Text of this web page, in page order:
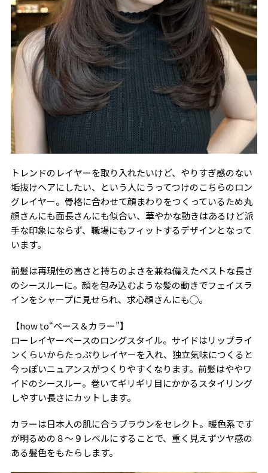
トレンドのレイヤーを取り入れたいけど、やりすぎ感のない
垢抜けヘアにしたい、という人にうってつけのこちらのロン
グレイヤー。骨格に合わせて顔まわりをつくっているため丸
顔さんにも面長さんにも似合い、華やかな動きはあるけど派
手な印象にならず、職場にもフィットするデザインとなって
います。
前髪は再現性の高さと持ちのよさを兼ね備えたベストな長さ
のシースルーに。顔を包み込むような髪の動きでフェイスラ
インをシャープに見せられ、求心顔さんにも◯。
【how to“ベース＆カラー”】
ローレイヤーベースのロングスタイル。サイドはリップライ
ンくらいからたっぷりレイヤーを入れ、独立気味につくると
今っぽいニュアンスがつくりやすくなります。前髪はややワ
イドのシースルー。巻いてギリギリ目にかかるスタイリング
しやすい長さにカットします。
カラーは日本人の肌に合うブラウンをセレクト。暖色系です
が明るめの８〜９レベルにすることで、重く見えずツヤ感の
ある髪色をもたらします。